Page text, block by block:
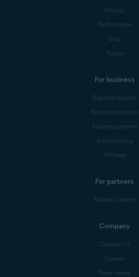
Privacy
Performance
Blog
Forum
For business
Business support
Business products
Business partners
Business blog
Affiliates
For partners
Mobile Carriers
Company
Contact Us
Careers
Press center